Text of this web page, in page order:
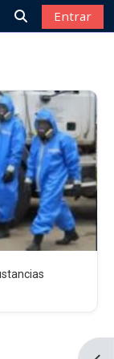
Selector de
Entrar